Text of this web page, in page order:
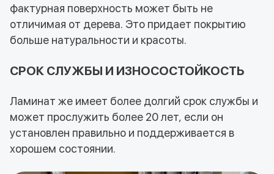
фактурная поверхность может быть не
отличимая от дерева. Это придает покрытию
больше натуральности и красоты.
СРОК СЛУЖБЫ И ИЗНОСОСТОЙКОСТЬ
Ламинат же имеет более долгий срок службы и
может прослужить более 20 лет, если он
установлен правильно и поддерживается в
хорошем состоянии.